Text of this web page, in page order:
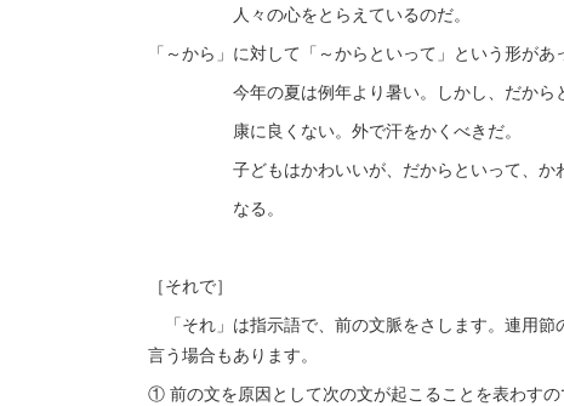
人々の心をとらえているのだ。
「～から」に対して「～からといって」という形が
今年の夏は例年より暑い。しかし、だからと
康に良くない。外で汗をかくべきだ。
子どもはかわいいが、だからといって、かわ
なる。
［それで］
「それ」は指示語で、前の文脈をさします。連用
言う場合もあります。
① 前の文を原因として次の文が起こることを表わすの